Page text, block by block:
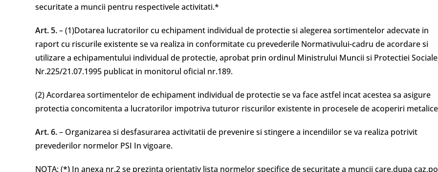
securitate a muncii pentru respectivele activitati.*
Art. 5.– (1)Dotarea lucratorilor cu echipament individual de protectie si alegerea sortimentelor adecvate in
raport cu riscurile existente se va realiza in conformitate cu prevederile Normativului-cadru de acordare si
utilizare a echipamentului individual de protectie, aprobat prin ordinul Ministrului Muncii si Protectiei
Nr.225/21.07.1995 publicat in monitorul oficial nr.189.
(2) Acordarea sortimentelor de echipament individual de protectie se va face astfel incat acestea sa asigure
protectia concomitenta a lucratorilor impotriva tuturor riscurilor existente in procesele de acoperiri
Art. 6.– Organizarea si desfasurarea activitatii de prevenire si stingere a incendiilor se va realiza potrivit
prevederilor normelor PSI In vigoare.
NOTA: (*) In anexa nr.2 se prezinta orientativ lista normelor specifice de securitate a muncii care,dupa